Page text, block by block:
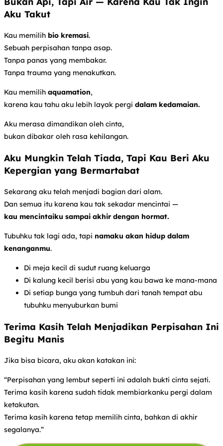
Aku Takut
Kau memilih bio kremasi.
Sebuah perpisahan tanpa asap.
Tanpa panas yang membakar.
Tanpa trauma yang menakutkan.
Kau memilih aquamation,
karena kau tahu aku lebih layak pergi dalam kedamaian.
Aku merasa dimandikan oleh cinta,
bukan dibakar oleh rasa kehilangan.
Aku Mungkin Telah Tiada, Tapi Kau Beri Aku
Kepergian yang Bermartabat
Sekarang aku telah menjadi bagian dari alam.
Dan semua itu karena kau tak sekadar mencintai —
kau mencintaiku sampai akhir dengan hormat.
Tubuhku tak lagi ada, tapi namaku akan hidup dalam
kenanganmu.
Di meja kecil di sudut ruang keluarga
Di kalung kecil berisi abu yang kau bawa ke mana-mana
Di setiap bunga yang tumbuh dari tanah tempat abu
tubuhku menyuburkan bumi
Terima Kasih Telah Menjadikan Perpisahan Ini
Begitu Manis
Jika bisa bicara, aku akan katakan ini:
“Perpisahan yang lembut seperti ini adalah bukti cinta sejati.
Terima kasih karena sudah tidak membiarkanku pergi dalam
ketakutan.
Terima kasih karena tetap memilih cinta, bahkan di akhir
segalanya.”